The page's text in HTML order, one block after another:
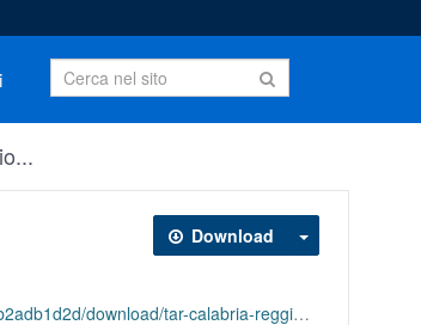
Download
reggio-calabria-ordinanze-2024.json